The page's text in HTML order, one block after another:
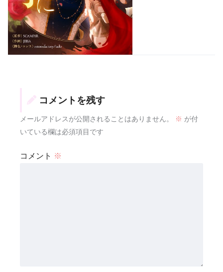
コメントを残す
メールアドレスが公開されることはありません。 ※ が付
いている欄は必須項目です
コメント ※